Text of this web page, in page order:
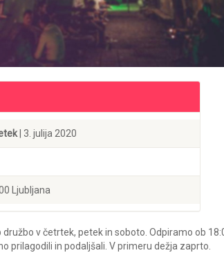
| 3. julija 2020
Ljubljana
v četrtek, petek in soboto. Odpiramo ob
prilagodili in podaljšali. V primeru dežja zaprto.